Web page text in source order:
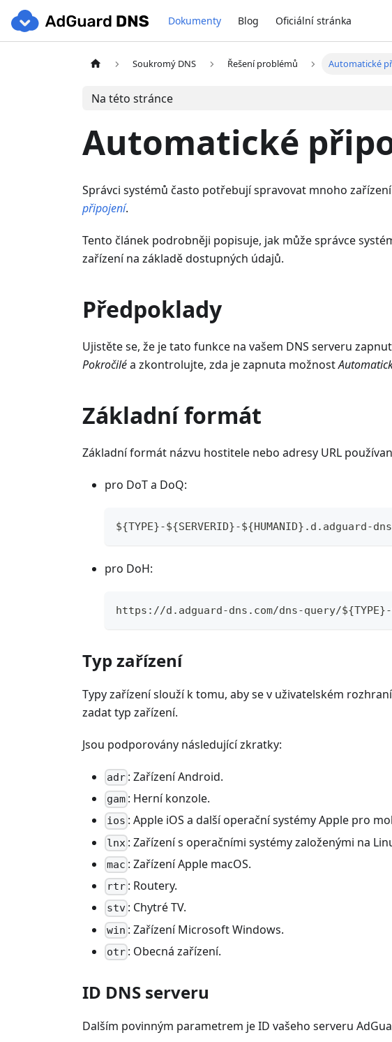
Dokumenty Blog Oficiální stránka
Soukromý DNS Řešení problémů Automatické
Na této stránce
Automatické
Správci systémů často potřebují spravovat mnoho
připojení.
Tento článek podrobněji popisuje, jak může správce
zařízení na základě dostupných údajů.
Předpoklady
Ujistěte se, že je tato funkce na vašem DNS serveru
Pokročiléa zkontrolujte, zda je zapnuta možnost
Základní formát
Základní formát názvu hostitele nebo adresy URL
pro DoT a DoQ:
${TYPE}-${SERVERID}-${HUMANID}.d.adguard-
pro DoH:
https://d.adguard-dns.com/dns-query/${TYPE}-
Typ zařízení
Typy zařízení slouží k tomu, aby se v uživatelském
zadat typ zařízení.
Jsou podporovány následující zkratky:
adr : Zařízení Android.
gam : Herní konzole.
ios : Apple iOS a další operační systémy Apple pro
lnx : Zařízení s operačními systémy založenými na
mac : Zařízení Apple macOS.
rtr : Routery.
stv : Chytré TV.
win : Zařízení Microsoft Windows.
otr : Obecná zařízení.
ID DNS serveru
Dalším povinným parametrem je ID vašeho serveru